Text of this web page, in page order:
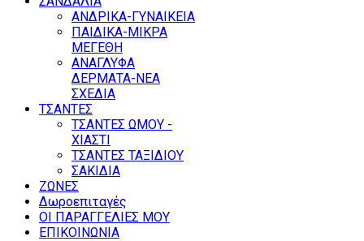
ΑΝΔΡΙΚΑ-ΓΥΝΑΙΚΕΙΑ
ΠΑΙΔΙΚΑ-ΜΙΚΡΑ
ΜΕΓΕΘΗ
ΑΝΑΓΛΥΦΑ
ΔΕΡΜΑΤΑ-ΝΕΑ
ΣΧΕΔΙΑ
ΤΣΑΝΤΕΣ
ΤΣΑΝΤΕΣ ΩΜΟΥ -
ΧΙΑΣΤΙ
ΤΣΑΝΤΕΣ ΤΑΞΙΔΙΟΥ
ΣΑΚΙΔΙΑ
ΖΩΝΕΣ
Δωροεπιταγές
ΟΙ ΠΑΡΑΓΓΕΛΙΕΣ ΜΟΥ
ΕΠΙΚΟΙΝΩΝΙΑ